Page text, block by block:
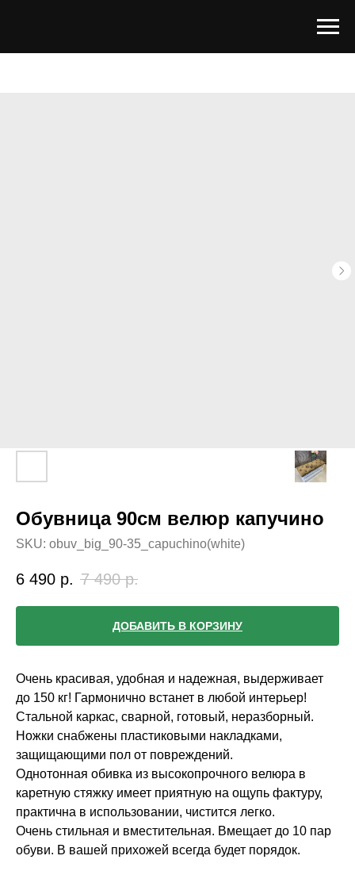
Обувница 90см велюр капучино
SKU: obuv_big_90-35_capuchino(white)
6 490 р. 7 490 р.
ДОБАВИТЬ В КОРЗИНУ
Очень красивая, удобная и надежная, выдерживает
до 150 кг! Гармонично встанет в любой интерьер!
Стальной каркас, сварной, готовый, неразборный.
Ножки снабжены пластиковыми накладками,
защищающими пол от повреждений.
Однотонная обивка из высокопрочного велюра в
каретную стяжку имеет приятную на ощупь фактуру,
практична в использовании, чистится легко.
Очень стильная и вместительная. Вмещает до 10 пар
обуви. В вашей прихожей всегда будет порядок.